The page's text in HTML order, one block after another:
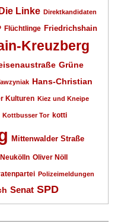
Die Linke Direktkandidaten
Flüchtlinge Friedrichshain
Kreuzberg
Grüne
Hans-Christian
Kulturen Kiez und Kneipe
Kottbusser Tor kotti
Mittenwalder Straße
Neukölln Oliver Nöll
Polizeimeldungen
Senat SPD